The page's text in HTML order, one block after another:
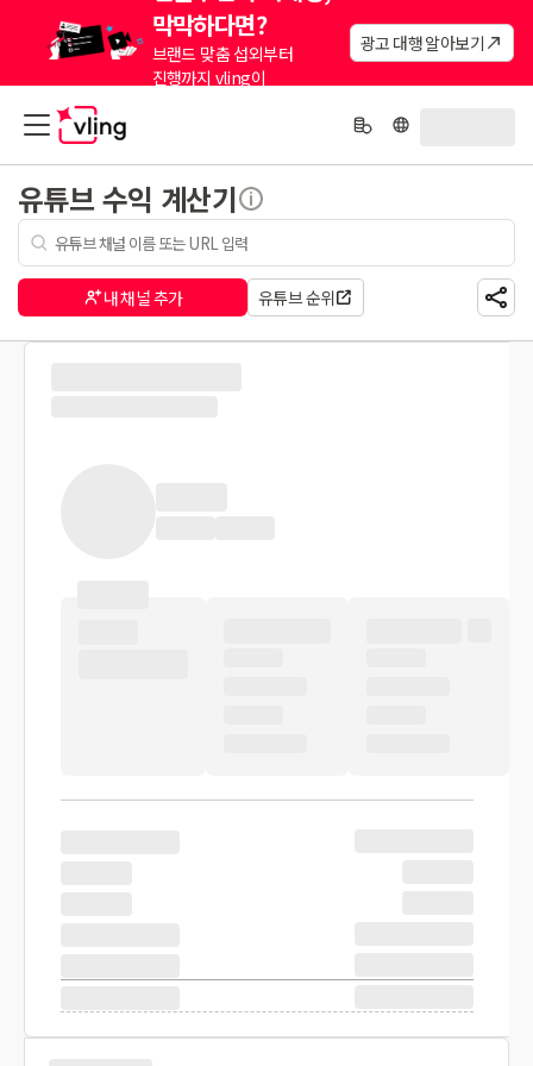
막막하다면?
브랜드 맞춤 섭외부터
진행까지 vling이
광고 대행 알아보기
유튜브 수익 계산기
내 채널 추가 유튜브 순위